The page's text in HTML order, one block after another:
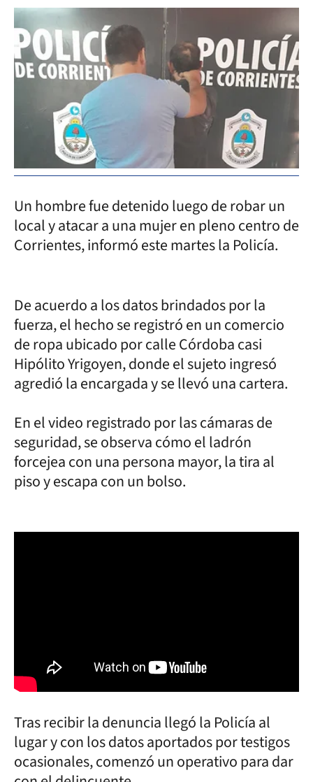
Un hombre fue detenido luego de robar un
local y atacar a una mujer en pleno centro de
Corrientes, informó este martes la Policía.
De acuerdo a los datos brindados por la
fuerza, el hecho se registró en un comercio
de ropa ubicado por calle Córdoba casi
Hipólito Yrigoyen, donde el sujeto ingresó
agredió la encargada y se llevó una cartera.
En el video registrado por las cámaras de
seguridad, se observa cómo el ladrón
forcejea con una persona mayor, la tira al
piso y escapa con un bolso.
Tras recibir la denuncia llegó la Policía al
lugar y con los datos aportados por testigos
ocasionales, comenzó un operativo para dar